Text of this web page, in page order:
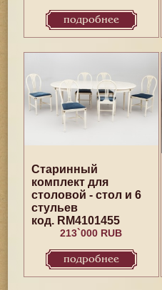
подробнее
Старинный
комплект для
столовой - стол и 6
стульев
код. RM4101455
213`000 RUB
подробнее